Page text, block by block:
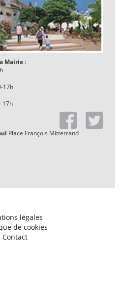
Mairie :
17h
17h
Place François Mitterrand
légales
de cookies
Contact